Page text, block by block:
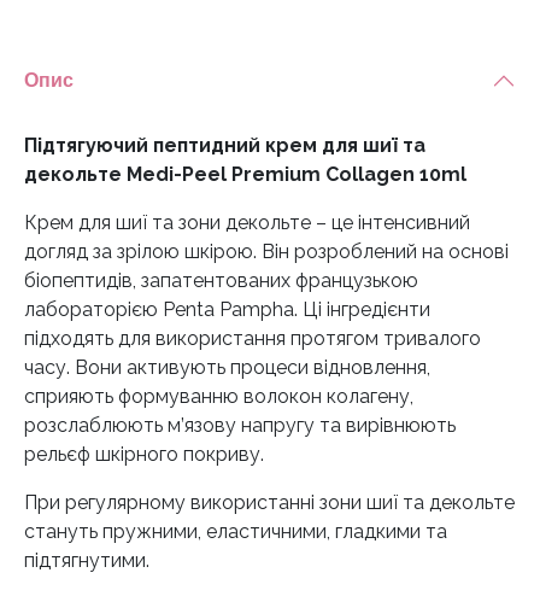
Опис
Підтягуючий пептидний крем для шиї та
декольте Medi-Peel Premium Collagen 10ml
Крем для шиї та зони декольте – це інтенсивний
догляд за зрілою шкірою. Він розроблений на основі
біопептидів, запатентованих французькою
лабораторією Penta Pampha. Ці інгредієнти
підходять для використання протягом тривалого
часу. Вони активують процеси відновлення,
сприяють формуванню волокон колагену,
розслаблюють м’язову напругу та вирівнюють
рельєф шкірного покриву.
При регулярному використанні зони шиї та декольте
стануть пружними, еластичними, гладкими та
підтягнутими.